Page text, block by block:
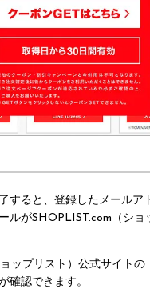
すると、登録したメールア
ルがSHOPLIST.com（ショ
ップリスト）公式サイトの
確認できます。